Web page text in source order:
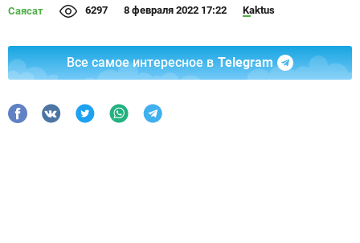
Саясат 6297 8 февраля 2022 17:22 Kaktus
Все самое интересное в Telegram